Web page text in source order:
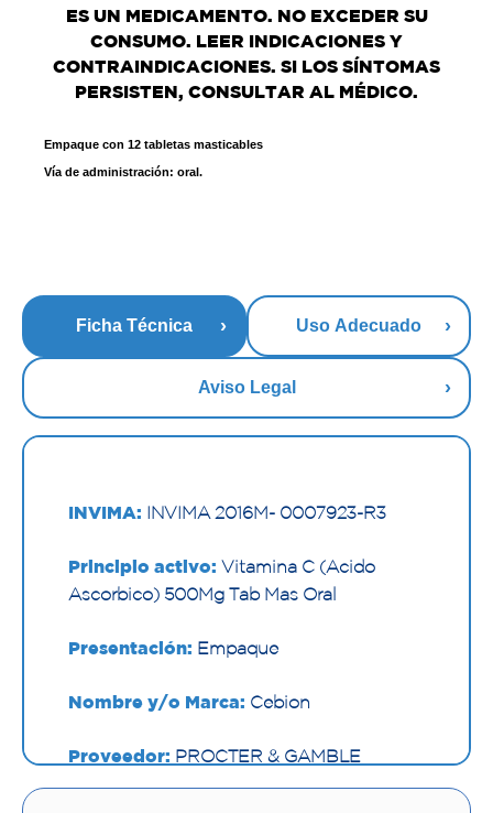
ES UN MEDICAMENTO. NO EXCEDER SU
CONSUMO. LEER INDICACIONES Y
CONTRAINDICACIONES. SI LOS SÍNTOMAS
PERSISTEN, CONSULTAR AL MÉDICO.
Empaque con 12 tabletas masticables
Vía de administración: oral.
Ficha Técnica Uso Adecuado
Aviso Legal
INVIMA: INVIMA 2016M- 0007923-R3
Principio activo: Vitamina C (Acido
Ascorbico) 500Mg Tab Mas Oral
Presentación: Empaque
Nombre y/o Marca: Cebion
Proveedor: PROCTER & GAMBLE
COLOMBIA LTDA